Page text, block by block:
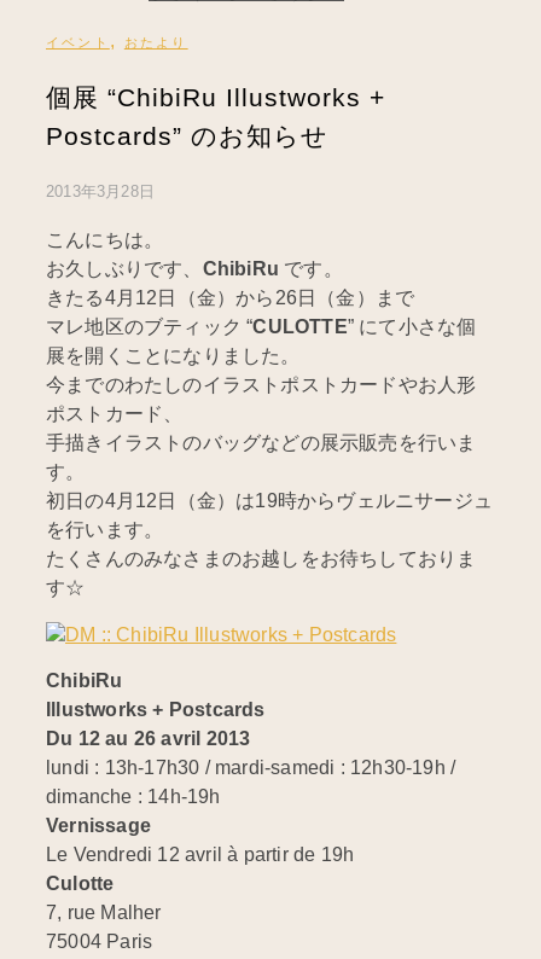
イベント , おたより
個展 “ChibiRu Illustworks +
Postcards” のお知らせ
2013年3月28日
こんにちは。
お久しぶりです、 ChibiRu です。
きたる4月12日（金）から26日（金）まで
マレ地区のブティック “CULOTTE” にて小さな個
展を開くことになりました。
今までのわたしのイラストポストカードやお人形
ポストカード、
手描きイラストのバッグなどの展示販売を行いま
す。
初日の4月12日（金）は19時からヴェルニサージュ
を行います。
たくさんのみなさまのお越しをお待ちしておりま
す☆
ChibiRu
Illustworks + Postcards
Du 12 au 26 avril 2013
lundi : 13h-17h30 / mardi-samedi : 12h30-19h /
dimanche : 14h-19h
Vernissage
Le Vendredi 12 avril à partir de 19h
Culotte
7, rue Malher
75004 Paris